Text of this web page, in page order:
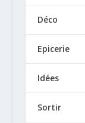
Déco
Epicerie
Idées
Sortir